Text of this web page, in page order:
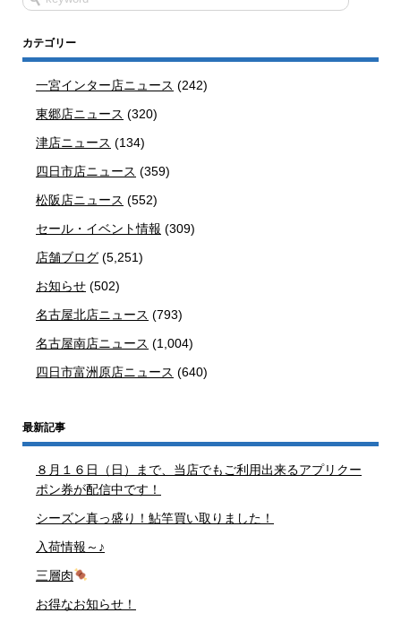
カテゴリー
一宮インター店ニュース (242)
東郷店ニュース (320)
津店ニュース (134)
四日市店ニュース (359)
松阪店ニュース (552)
セール・イベント情報 (309)
店舗ブログ (5,251)
お知らせ (502)
名古屋北店ニュース (793)
名古屋南店ニュース (1,004)
四日市富洲原店ニュース (640)
最新記事
８月１６日（日）まで、当店でもご利用出来るアプリクー
ポン券が配信中です！
シーズン真っ盛り！鮎竿買い取りました！
入荷情報～♪
三層肉
お得なお知らせ！